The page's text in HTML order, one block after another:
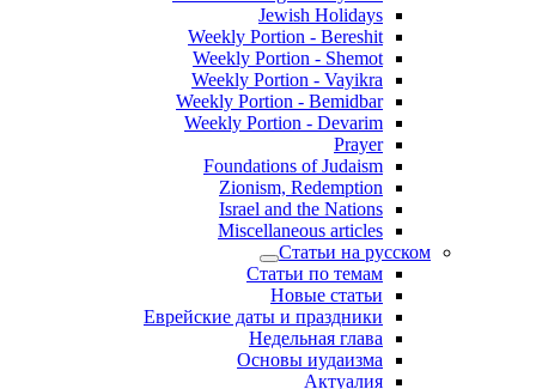
Jewish Holidays
Weekly Portion - Bereshit
Weekly Portion - Shemot
Weekly Portion - Vayikra
Weekly Portion - Bemidbar
Weekly Portion - Devarim
Prayer
Foundations of Judaism
Zionism, Redemption
Israel and the Nations
Miscellaneous articles
Статьи на русском
Статьи по темам
Новые статьи
Еврейские даты и праздники
Недельная глава
Основы иудаизма
Актуалия